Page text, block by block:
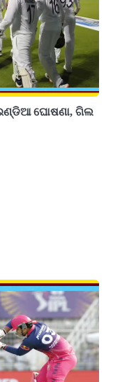
ଇଣ୍ଡିଆ ଘୋଷଣା, ଗିଲ